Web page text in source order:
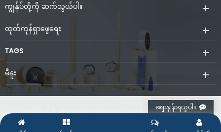
စျေးနှုန်းရယူပါ။
ကျွန်ုပ်တို့ကို ဆက်သွယ်ပါ။
ထုတ်ကုန်ရှာဖွေရေး
TAGS
မီနူး
မူပိုင်ခွင့် © Wintrustek /sitemap/XML/Privacy Policy